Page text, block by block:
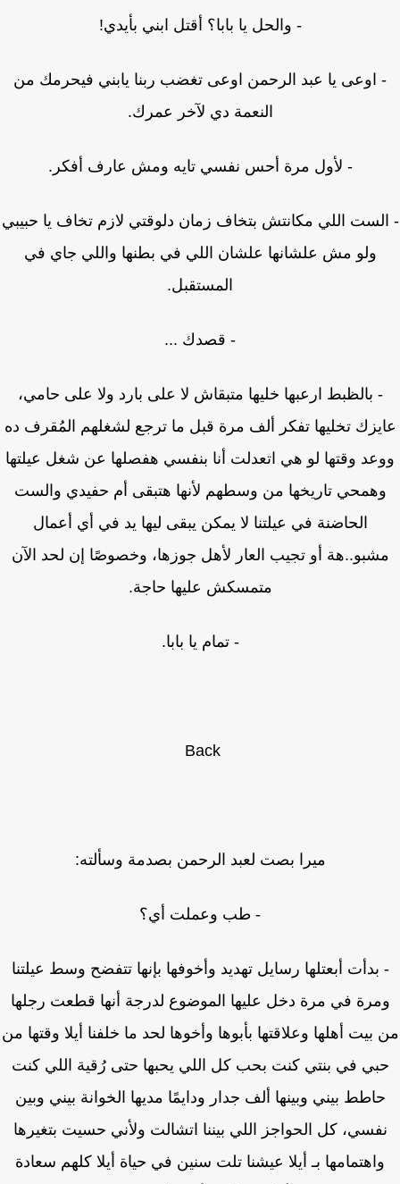
- والحل يا بابا؟ أقتل ابني بأيدي!
اوعى يا عبد الرحمن اوعى تغضب ربنا يابني فيحرمك من
النعمة دي لآخر عمرك.
- لأول مرة أحس نفسي تايه ومش عارف أفكر.
اللي مكانتش بتخاف زمان دلوقتي لازم تخاف يا حبيبي
ولو مش علشانها علشان اللي في بطنها واللي جاي في
المستقبل.
- قصدك ...
- بالظبط ارعبها خليها متبقاش لا على بارد ولا على حامي،
تخليها تفكر ألف مرة قبل ما ترجع لشغلهم المُقرف ده
وقتها لو هي اتعدلت أنا بنفسي هفصلها عن شغل عيلتها
تاريخها من وسطهم لأنها هتبقى أم حفيدي والست
الحاضنة في عيلتنا لا يمكن يبقى ليها يد في أي أعمال
أو تجيب العار لأهل جوزها، وخصوصًا إن لحد الآن
متمسكش عليها حاجة.
- تمام يا بابا.
Back
ميرا بصت لعبد الرحمن بصدمة وسألته:
- طب وعملت أي؟
بدأت أبعتلها رسايل تهديد وأخوفها بإنها تتفضح وسط عيلتنا
في مرة دخل عليها الموضوع لدرجة أنها قطعت رجلها
أهلها وعلاقتها بأبوها وأخوها لحد ما خلفنا أيلا وقتها من
في بنتي كنت بحب كل اللي يحبها حتى رُقية اللي كنت
بيني وبينها ألف جدار ودايمًا مديها الخوانة بيني وبين
كل الحواجز اللي بيننا اتشالت ولأني حسيت بتغيرها
واهتمامها بـ أيلا عيشنا تلت سنين في حياة أيلا كلهم سعادة